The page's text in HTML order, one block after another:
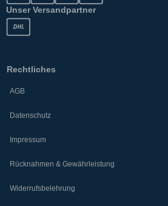
Unser Versandpartner
Rechtliches
AGB
Datenschutz
Impressum
Rücknahmen & Gewährleistung
Widerrufsbelehrung